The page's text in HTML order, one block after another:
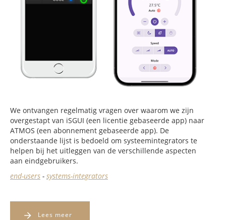
We ontvangen regelmatig vragen over waarom we zijn
overgestapt van iSGUI (een licentie gebaseerde app) naar
ATMOS (een abonnement gebaseerde app). De
onderstaande lijst is bedoeld om systeemintegrators te
helpen bij het uitleggen van de verschillende aspecten
aan eindgebruikers.
end-users - systems-integrators
Lees meer